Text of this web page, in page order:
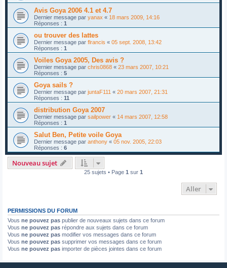
Avis Goya 2006 4.1 et 4.7
Dernier message par yanax « 18 mars 2009, 14:16
Réponses : 1
ou trouver des lattes
Dernier message par flrancis « 05 sept. 2008, 13:42
Réponses : 1
Voiles Goya 2005, Des avis ?
Dernier message par chris0868 « 23 mars 2007, 10:21
Réponses : 5
Goya sails ?
Dernier message par juntaF111 « 20 mars 2007, 21:31
Réponses : 11
distribution Goya 2007
Dernier message par sailpower « 14 mars 2007, 12:58
Réponses : 1
Salut Ben, Petite voile Goya
Dernier message par anthony « 05 nov. 2005, 22:03
Réponses : 6
Nouveau sujet
25 sujets • Page 1 sur 1
Aller
PERMISSIONS DU FORUM
Vous ne pouvez pas publier de nouveaux sujets dans ce forum
Vous ne pouvez pas répondre aux sujets dans ce forum
Vous ne pouvez pas modifier vos messages dans ce forum
Vous ne pouvez pas supprimer vos messages dans ce forum
Vous ne pouvez pas importer de pièces jointes dans ce forum